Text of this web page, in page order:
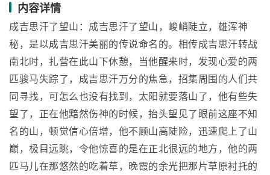
内容详情
成吉思汗了望山：成吉思汗了望山，峻峭陡立，雄浑神
秘，是以成吉思汗美丽的传说命名的。相传成吉思汗转战
南北时，扎营在此山下休憩，当他醒来时，发现心爱的两
匹骏马失踪了，成吉思汗万分的焦急，招集周围的人们共
同寻找，可怎么也没有找到，太阳就要落山了，他有些失
望了，正在他黯然伤神的时候，抬头望见了眼前这座不知
名的山，顿觉信心倍增，他不顾山高陡险，迅速爬上了山
巅，极目远眺，令他惊喜的是在正北很远的地方，他的两
匹马儿在那悠然的吃着草，晚霞的余光把那片草原衬托的